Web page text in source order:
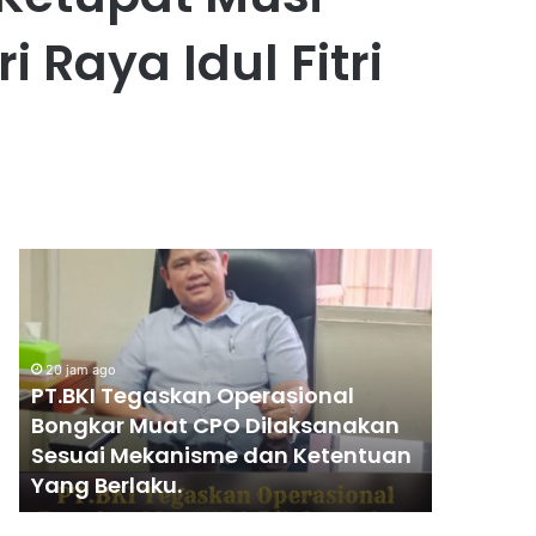
Raya Idul Fitri
Ketentuan
PENGGANTIAN
KAPOLRI”KOMPETENSI
ABSOLUT
PRESIDEN”
1 hari ago
PENGGANTIAN
KAPOLRI”KOMPETENSI ABSOLUT
PRESIDEN”